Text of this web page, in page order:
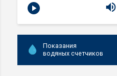
Показания
водяных счетчиков